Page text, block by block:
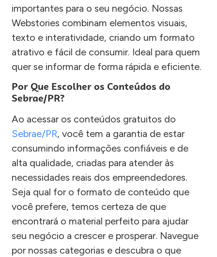
importantes para o seu negócio. Nossas
Webstories combinam elementos visuais,
texto e interatividade, criando um formato
atrativo e fácil de consumir. Ideal para quem
quer se informar de forma rápida e eficiente.
Por Que Escolher os Conteúdos do
Sebrae/PR?
Ao acessar os conteúdos gratuitos do
Sebrae/PR, você tem a garantia de estar
consumindo informações confiáveis e de
alta qualidade, criadas para atender às
necessidades reais dos empreendedores.
Seja qual for o formato de conteúdo que
você prefere, temos certeza de que
encontrará o material perfeito para ajudar
seu negócio a crescer e prosperar. Navegue
por nossas categorias e descubra o que